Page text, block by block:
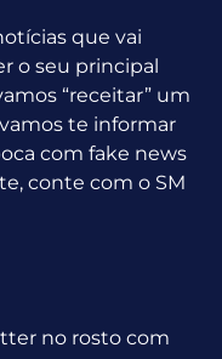
que vai
o seu principal
“receitar” um
te informar
com fake news
conte com o SM